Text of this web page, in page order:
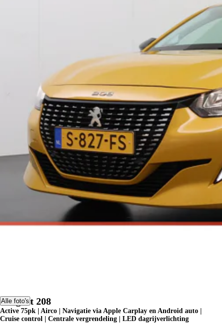
Alle foto's
Peugeot 208
Active 75pk | Airco | Navigatie via Apple Carplay en Android auto |
Cruise control | Centrale vergrendeling | LED dagrijverlichting